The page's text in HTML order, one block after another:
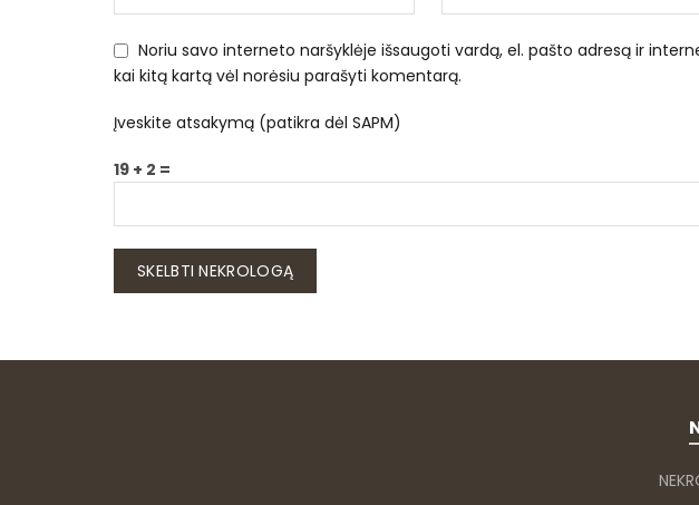
Noriu savo interneto naršyklėje išsaugoti vardą, el. pašto adresą ir
kai kitą kartą vėl norėsiu parašyti komentarą.
Įveskite atsakymą (patikra dėl SAPM)
19 + 2 =